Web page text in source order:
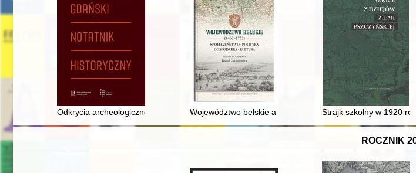
Odkrycia archeologiczne w Gdańsku i ich recepcja w środowisku naukowym Prus XVII i XVIII
Województwo bełskie a kwaterunki i przychody wojskowe
Strajk szkolny w 1920
ROCZNIK